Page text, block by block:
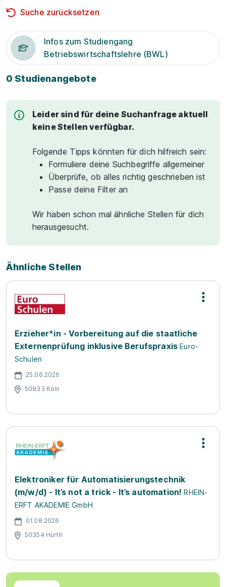
Suche zurücksetzen
Infos zum Studiengang
Betriebswirtschaftslehre (BWL)
0 Studienangebote
Leider sind für deine Suchanfrage aktuell
keine Stellen verfügbar.
Folgende Tipps könnten für dich hilfreich sein:
Formuliere deine Suchbegriffe allgemeiner
Überprüfe, ob alles richtig geschrieben ist
Passe deine Filter an
Wir haben schon mal ähnliche Stellen für dich
herausgesucht.
Ähnliche Stellen
Erzieher*in - Vorbereitung auf die staatliche
Externenprüfung inklusive Berufspraxis Euro-
Schulen
25.06.2026
50933 Köln
Elektroniker für Automatisierungstechnik
(m/w/d) - It’s not a trick - It’s automation! RHEIN-
ERFT AKADEMIE GmbH
01.08.2026
50354 Hürth